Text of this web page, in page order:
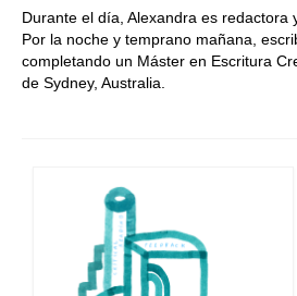
Durante el día, Alexandra es redactora
Por la noche y temprano mañana,
completando un Máster en Escritura
de Sydney, Australia.